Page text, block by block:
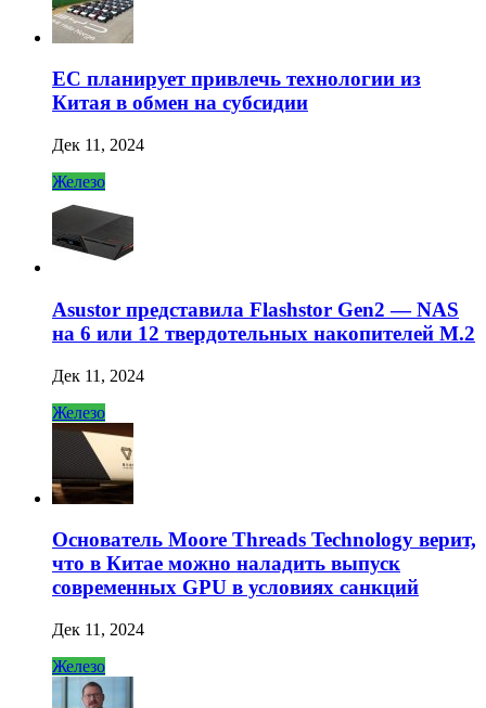
ЕС планирует привлечь технологии из
Китая в обмен на субсидии
Дек 11, 2024
Железо
Asustor представила Flashstor Gen2 — NAS
на 6 или 12 твердотельных накопителей M.2
Дек 11, 2024
Железо
Основатель Moore Threads Technology верит,
что в Китае можно наладить выпуск
современных GPU в условиях санкций
Дек 11, 2024
Железо